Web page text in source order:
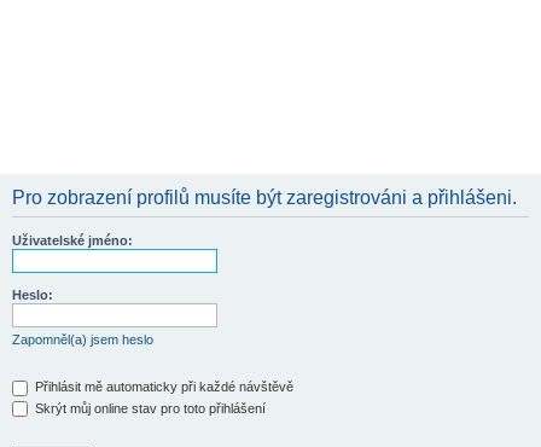
Pro zobrazení profilů musíte být zaregistrováni a přihlášeni.
Uživatelské jméno:
Heslo:
Zapomněl(a) jsem heslo
Přihlásit mě automaticky při každé návštěvě
Skrýt můj online stav pro toto přihlášení